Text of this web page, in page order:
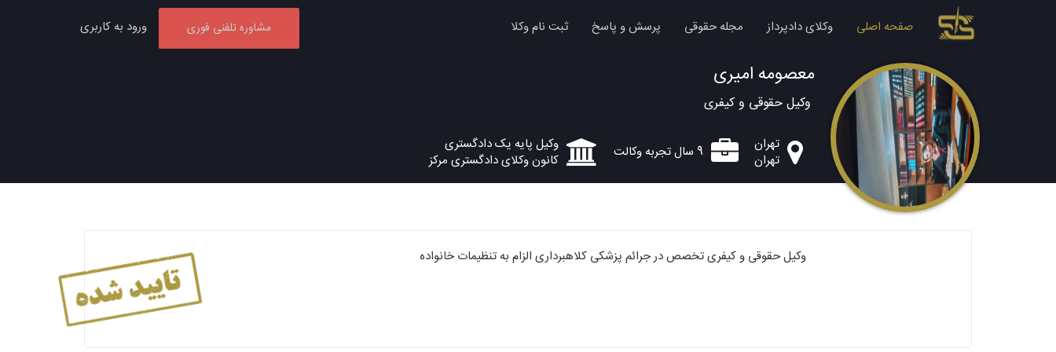
صفحه اصلی وکلای دادپرداز مجله حقوقی پرسش و پاسخ ثبت نام وکلا مشاوره تلفنی فوری ورود به کاربری
معصومه امیری
وکیل حقوقی و کیفری
تهران
تهران
9 سال تجربه وکالت
وکیل پایه یک دادگستری
کانون وکلای دادگستری مرکز
وکیل حقوقی و کیفری تخصص در جرائم پزشکی کلاهبرداری الزام به تنظیمات خانواده